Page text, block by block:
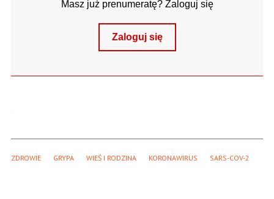
Masz już prenumeratę? Zaloguj się
Zaloguj się
ZDROWIE GRYPA WIEŚ I RODZINA KORONAWIRUS SARS-COV-2